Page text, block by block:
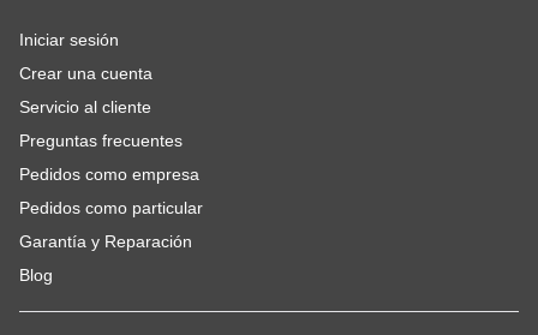
Iniciar sesión
Crear una cuenta
Servicio al cliente
Preguntas frecuentes
Pedidos como empresa
Pedidos como particular
Garantía y Reparación
Blog